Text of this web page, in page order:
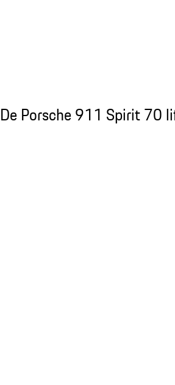
De Porsche 911 Spirit 70
De Porsche 911 Spirit 70